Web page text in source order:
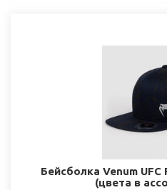
Бейсболка Venum
(цвета в